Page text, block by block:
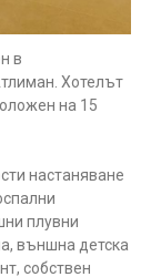
в
Хотелът
на 15
настаняване
плувни
външна детска
собствен